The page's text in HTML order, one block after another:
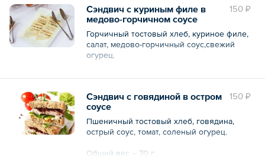
огурец, чеснок в стеклянной банке — 5 шт.
по 70 г
Общий вес – 1750 г
запечённый перец, тома, пшеничный багет
— 5 шт. по 25 г
— Мини-моцарелла с томатом — 5 шт. по 30
г
150 ₽
Сэндвич с куриным филе в
медово-горчичном соусе
Горчичный тостовый хлеб, куриное филе,
салат, медово-горчичный соус,свежий
огурец.
Общий вес – 70 г
150 ₽
Сэндвич с говядиной в остром
соусе
Пшеничный тостовый хлеб, говядина,
острый соус, томат, соленый огурец.
Общий вес – 70 г